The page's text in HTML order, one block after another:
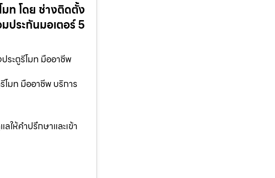
ท โดย ช่างติดตั้ง
ประกันมอเตอร์ 5
ระตูรีโมท มืออาชีพ
โมท มืออาชีพ บริการ
ให้คำปรึกษาและเข้า